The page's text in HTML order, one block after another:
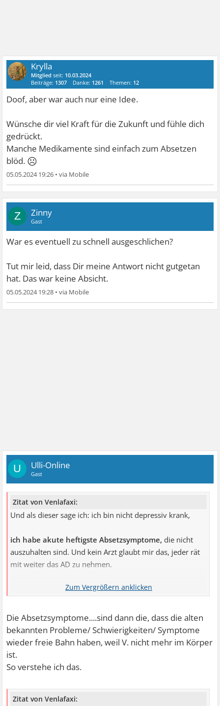
Krylla
Mitglied seit: 10.03.2024
Beiträge: 1307 Danke: 1261 Themen: 12
Doof, aber war auch nur eine Idee.
Wünsche dir viel Kraft für die Zukunft und fühle dich
gedrückt.
Manche Medikamente sind einfach zum Absetzen
blöd. ☹
05.05.2024 19:26 •
Z Zinny
Gast
War es eventuell zu schnell ausgeschlichen?
Tut mir leid, dass Dir meine Antwort nicht gutgetan
hat. Das war keine Absicht.
05.05.2024 19:28 •
U Ulli-Online
Gast
Zitat von Venlafaxi:
Und als dieser sage ich: ich bin nicht depressiv krank,
ich habe akute heftigste Absetzsymptome, die nicht
auszuhalten sind. Und kein Arzt glaubt mir das, jeder rät
mit weiter das AD zu nehmen.
Und ich gebe heute tatsächlich auf, nach wochenlangen
Die Absetzsymptome....sind dann die, dass die alten
bekannten Probleme/ Schwierigkeiten/ Symptome
wieder freie Bahn haben, weil V. nicht mehr im Körper
ist.
So verstehe ich das.
Zitat von Venlafaxi: